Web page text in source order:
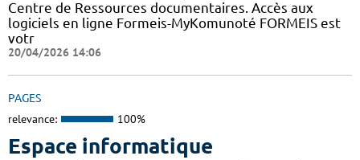
Centre de Ressources documentaires. Accès aux
logiciels en ligne Formeis-MyKomunoté FORMEIS est
votr
20/04/2026 14:06
PAGES
relevance: 100%
Espace informatique